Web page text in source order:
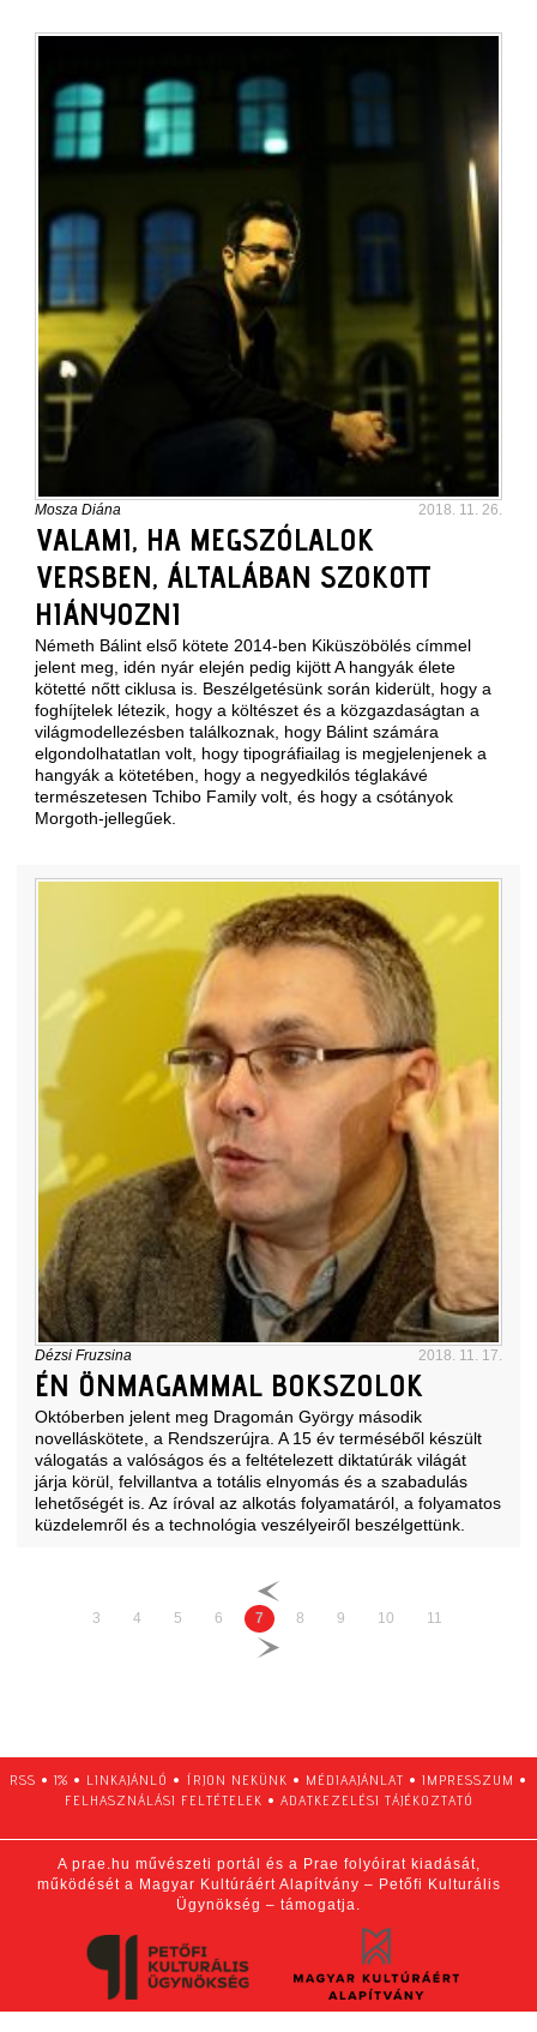
Mosza Diána 2018. 11. 26.
VALAMI, HA MEGSZÓLALOK
VERSBEN, ÁLTALÁBAN SZOKOTT
HIÁNYOZNI
Németh Bálint első kötete 2014-ben Kiküszöbölés címmel
jelent meg, idén nyár elején pedig kijött A hangyák élete
kötetté nőtt ciklusa is. Beszélgetésünk során kiderült, hogy a
foghíjtelek létezik, hogy a költészet és a közgazdaságtan a
világmodellezésben találkoznak, hogy Bálint számára
elgondolhatatlan volt, hogy tipográfiailag is megjelenjenek a
hangyák a kötetében, hogy a negyedkilós téglakávé
természetesen Tchibo Family volt, és hogy a csótányok
Morgoth-jellegűek.
Dézsi Fruzsina 2018. 11. 17.
ÉN ÖNMAGAMMAL BOKSZOLOK
Októberben jelent meg Dragomán György második
novelláskötete, a Rendszerújra. A 15 év terméséből készült
válogatás a valóságos és a feltételezett diktatúrák világát
járja körül, felvillantva a totális elnyomás és a szabadulás
lehetőségét is. Az íróval az alkotás folyamatáról, a folyamatos
küzdelemről és a technológia veszélyeiről beszélgettünk.
3 4 5 6 7 8 9 10 11
RSS • 1% • LINKAJÁNLÓ • ÍRJON NEKÜNK • MÉDIAAJÁNLAT • IMPRESSZUM •
FELHASZNÁLÁSI FELTÉTELEK • ADATKEZELÉSI TÁJÉKOZTATÓ
A prae.hu művészeti portál és a Prae folyóirat kiadását,
működését a Magyar Kultúráért Alapítvány – Petőfi Kulturális
Ügynökség – támogatja.